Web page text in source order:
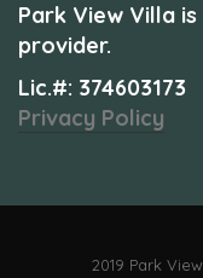
Park View Villa
provider.
Lic.#: 374603173
Privacy Policy
2019 Park